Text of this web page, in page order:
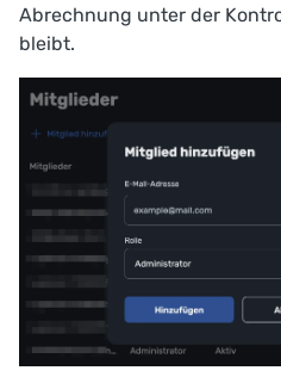
Abrechnung unter der
bleibt.